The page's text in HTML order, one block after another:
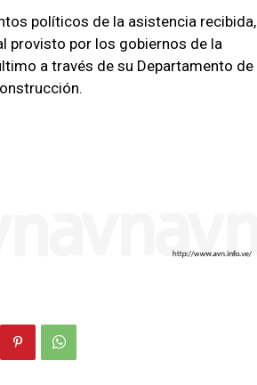
políticos de la asistencia recibida,
provisto por los gobiernos de la
a través de su Departamento de